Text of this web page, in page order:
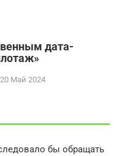
дата-
20 Май 2024
бы обращать